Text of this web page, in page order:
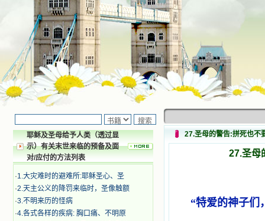
耶稣及圣母给予人类（透过显
示）有关末世来临的预备及面
对/应付的方法列表
·1.大灾难时的避难所:耶稣圣心、圣
·2.天主公义的降罚来临时，圣像触额
·3.不明来历的怪病
·4.各式各样的疾病: 胸口痛、不明原
27.圣母的警告:拼死也不
27.圣母
“特爱的神子们